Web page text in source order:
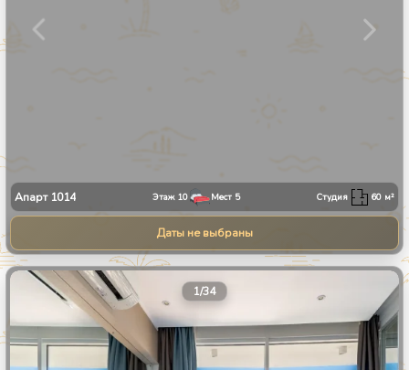
Апарт 1014 Этаж 10 Мест 5 Студия 60 м²
Даты не выбраны
1/34